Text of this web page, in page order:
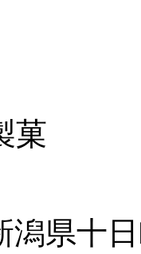
菓
潟県十